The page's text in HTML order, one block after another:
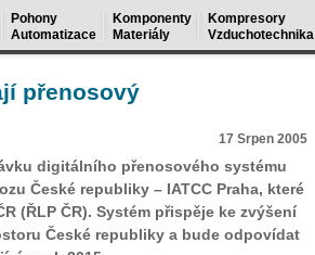
Pohony
Automatizace
Komponenty
Materiály
Kompresory
Vzduchotechnika
přenosový
17 Srpen 2005
digitálního přenosového systému
České republiky – IATCC Praha, které
(ŘLP ČR). Systém přispěje ke zvýšení
České republiky a bude odpovídat